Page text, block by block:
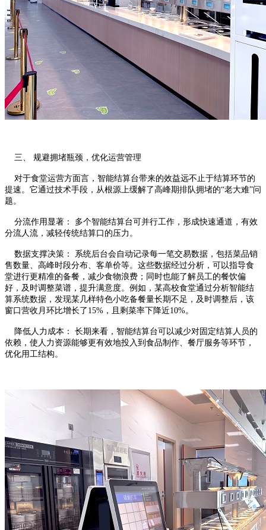
三、 规避拥堵瓶颈，优化运营管理
对于食堂运营方面言，智能结算台带来的效益远不止于结算环节的
提速。它通过技术手段，从根源上缓解了高峰期排队拥堵的“老大难”问
题。
分流作用显著： 多个智能结算台可并行工作，形成快速通道，有效
分流人流，减轻传统结算口的压力。
数据支撑决策： 系统后台会自动记录每一笔交易数据，包括菜品销
售数量、高峰时段分布、客单价等。这些数据经过分析，可以指导食
堂进行更精准的备餐，减少食物浪费；同时也能了解员工的餐饮偏
好，及时调整菜谱，提升满意度。例如，某高校食堂通过分析智能结
算系统数据，发现某几样特色小吃备餐量长期不足，及时调整后，该
窗口营收月环比增长了15%，且剩菜率下降近10%。
降低人力成本： 长期来看，智能结算台可以减少对固定结算人员的
依赖，使人力资源能够更有效地投入到食品制作、餐厅服务等环节，
优化用工结构。